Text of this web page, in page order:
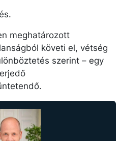
meghatározott
követi el, vétség
szerint – egy